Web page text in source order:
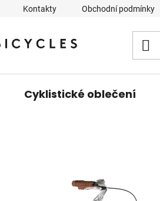
Kontakty Obchodní podmínky
Cyklistické oblečení